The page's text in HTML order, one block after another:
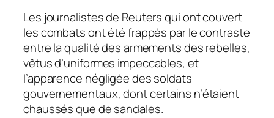
Les journalistes de Reuters qui ont couvert
les combats ont été frappés par le contraste
entre la qualité des armements des rebelles,
vêtus d’uniformes impeccables, et
l’apparence négligée des soldats
gouvernementaux, dont certains n’étaient
chaussés que de sandales.